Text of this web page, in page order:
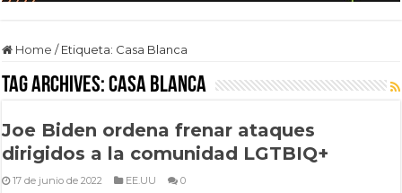
Home / Etiqueta: Casa Blanca
Tag Archives:Casa Blanca
Joe Biden ordena frenar ataques
dirigidos a la comunidad LGTBIQ+
17 de junio de 2022 EE.UU 0